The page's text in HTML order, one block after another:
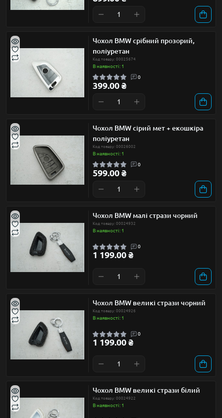
Чохол BMW срібний прозорий,
поліуретан
Код товару: 00025674
В наявності: 1
0
399.00 ₴
Чохол BMW сірий мет + екошкіра
поліуретан
Код товару: 00026002
В наявності: 1
0
599.00 ₴
Чохол BMW малі стрази чорний
Код товару: 00024932
В наявності: 1
0
1 199.00 ₴
Чохол BMW великі стрази чорний
Код товару: 00024926
В наявності: 1
0
1 199.00 ₴
Чохол BMW великі стрази білий
Код товару: 00024922
В наявності: 1